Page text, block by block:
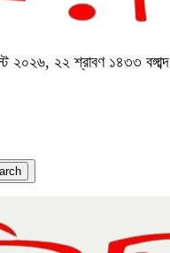
২০২৬, ২২ শ্রাবণ ১৪৩৩ বঙ্গাব্দ